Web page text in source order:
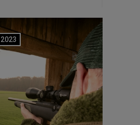
2023